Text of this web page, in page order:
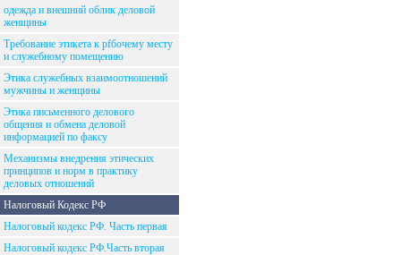
одежда и внешний облик деловой
женщины
Требование этикета к рfбочему месту
и служебному помещению
Этика служебных взаимоотношений
мужчины и женщины
Этика письменного делового
общения и обмена деловой
информацией по факсу
Механизмы внедрения этических
принципов и норм в практику
деловых отношений
Налоговый Кодекс РФ
Налоговый кодекс РФ. Часть первая
Налоговый кодекс РФ.Часть вторая